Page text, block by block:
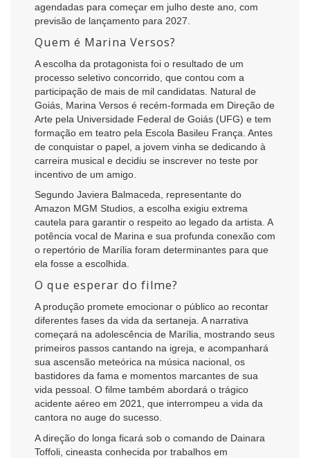
agendadas para começar em julho deste ano, com
previsão de lançamento para 2027.
Quem é Marina Versos?
A escolha da protagonista foi o resultado de um
processo seletivo concorrido, que contou com a
participação de mais de mil candidatas. Natural de
Goiás, Marina Versos é recém-formada em Direção de
Arte pela Universidade Federal de Goiás (UFG) e tem
formação em teatro pela Escola Basileu França. Antes
de conquistar o papel, a jovem vinha se dedicando à
carreira musical e decidiu se inscrever no teste por
incentivo de um amigo.
Segundo Javiera Balmaceda, representante do
Amazon MGM Studios, a escolha exigiu extrema
cautela para garantir o respeito ao legado da artista. A
potência vocal de Marina e sua profunda conexão com
o repertório de Marília foram determinantes para que
ela fosse a escolhida.
O que esperar do filme?
A produção promete emocionar o público ao recontar
diferentes fases da vida da sertaneja. A narrativa
começará na adolescência de Marília, mostrando seus
primeiros passos cantando na igreja, e acompanhará
sua ascensão meteórica na música nacional, os
bastidores da fama e momentos marcantes de sua
vida pessoal. O filme também abordará o trágico
acidente aéreo em 2021, que interrompeu a vida da
cantora no auge do sucesso.
A direção do longa ficará sob o comando de Dainara
Toffoli, cineasta conhecida por trabalhos em